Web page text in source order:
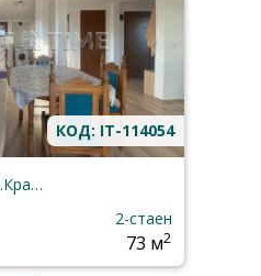
КОД: IT-114054
Добрич, област, с.Кранево
2-стаен
73 м2